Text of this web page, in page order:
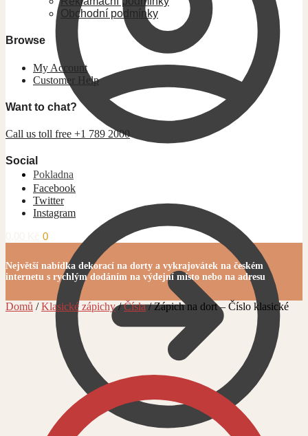
Pokladna
Obchodní podmínky
Browse
My Account
Customer Help
Want to chat?
Call us toll free +1 789 2000
Social
Facebook
Twitter
Instagram
0
Největší nabídka dekorací na dorty a vykrajovátek na českém
internetu s rychlým dodáním na výdejní místo nebo na adresu
Domů /Klasické zápichy/Čísla/Zápich na dort – Číslo klasické